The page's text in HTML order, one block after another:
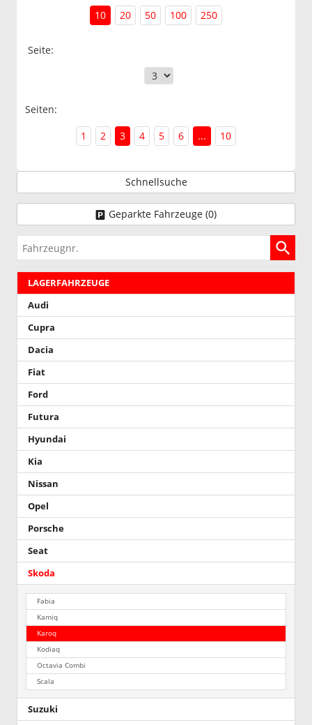
10
20 50 100 250
Seite:
Seiten:
1
2 3 4 5 6 ... 10
Schnellsuche
Geparkte Fahrzeuge (0)
Fahrzeugnr.
LAGERFAHRZEUGE
Audi
Cupra
Dacia
Fiat
Ford
Futura
Hyundai
Kia
Nissan
Opel
Porsche
Seat
Skoda
Fabia
Kamiq
Karoq
Kodiaq
Octavia Combi
Scala
Suzuki